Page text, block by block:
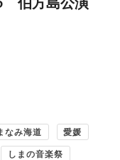
なみ海道 愛媛
しまの音楽祭